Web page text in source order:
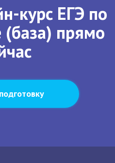
курс ЕГЭ по
прямо